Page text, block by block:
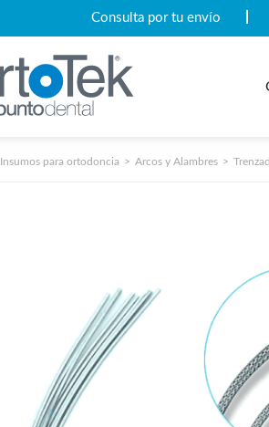
Consulta por tu envío
Insumos para ortodoncia Arcos y Alambres